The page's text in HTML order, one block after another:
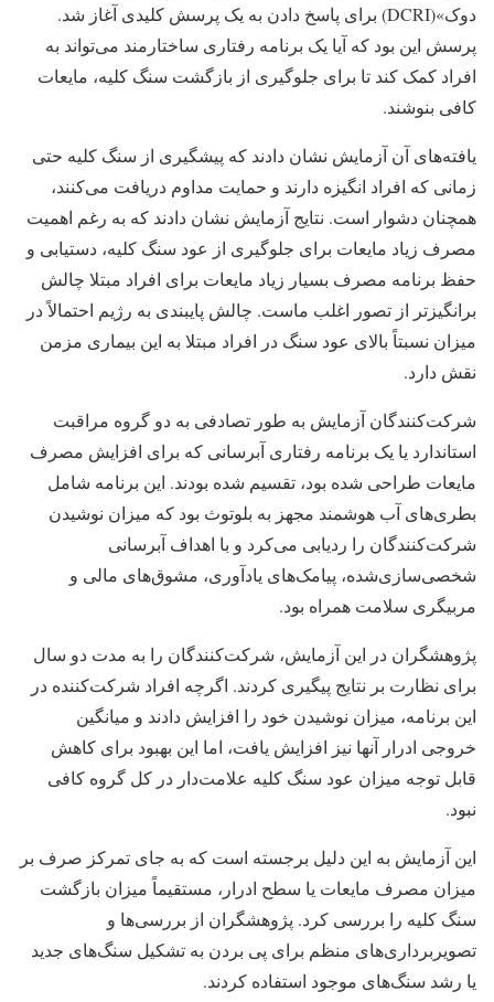
دوک»(DCRI) برای پاسخ دادن به یک پرسش کلیدی آغاز شد.
پرسش این بود که آیا یک برنامه رفتاری ساختارمند می‌تواند به
افراد کمک کند تا برای جلوگیری از بازگشت سنگ کلیه، مایعات
کافی بنوشند.
یافته‌های آن آزمایش نشان دادند که پیشگیری از سنگ کلیه حتی
زمانی که افراد انگیزه دارند و حمایت مداوم دریافت می‌کنند،
همچنان دشوار است. نتایج آزمایش نشان دادند که به رغم اهمیت
مصرف زیاد مایعات برای جلوگیری از عود سنگ کلیه، دستیابی و
حفظ برنامه مصرف بسیار زیاد مایعات برای افراد مبتلا چالش
برانگیزتر از تصور اغلب ماست. چالش پایبندی به رژیم احتمالاً در
میزان نسبتاً بالای عود سنگ در افراد مبتلا به این بیماری مزمن
نقش دارد.
شرکت‌کنندگان آزمایش به طور تصادفی به دو گروه مراقبت
استاندارد یا یک برنامه رفتاری آبرسانی که برای افزایش مصرف
مایعات طراحی شده بود، تقسیم شده بودند. این برنامه شامل
بطری‌های آب هوشمند مجهز به بلوتوث بود که میزان نوشیدن
شرکت‌کنندگان را ردیابی می‌کرد و با اهداف آبرسانی
شخصی‌سازی‌شده، پیامک‌های یادآوری، مشوق‌های مالی و
مربیگری سلامت همراه بود.
پژوهشگران در این آزمایش، شرکت‌کنندگان را به مدت دو سال
برای نظارت بر نتایج پیگیری کردند. اگرچه افراد شرکت‌کننده در
این برنامه، میزان نوشیدن خود را افزایش دادند و میانگین
خروجی ادرار آنها نیز افزایش یافت، اما این بهبود برای کاهش
قابل توجه میزان عود سنگ کلیه علامت‌دار در کل گروه کافی
نبود.
این آزمایش به این دلیل برجسته است که به جای تمرکز صرف بر
میزان مصرف مایعات یا سطح ادرار، مستقیماً میزان بازگشت
سنگ کلیه را بررسی کرد. پژوهشگران از بررسی‌ها و
تصویربرداری‌های منظم برای پی بردن به تشکیل سنگ‌های جدید
یا رشد سنگ‌های موجود استفاده کردند.